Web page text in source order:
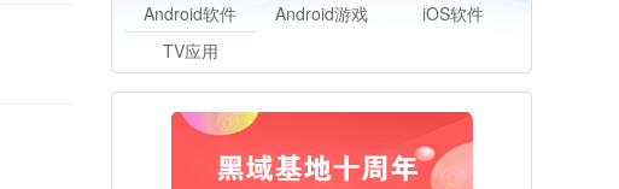
Android软件 Android游戏
iOS软件
TV应用